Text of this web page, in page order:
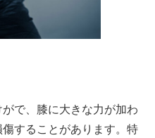
で、膝に大きな力が加わ
することがあります。特